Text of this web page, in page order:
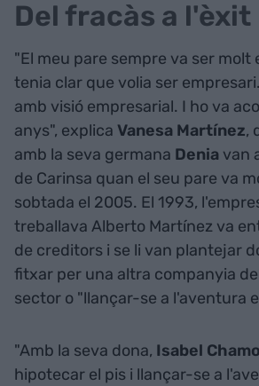
Del fracàs a l'èxit
"El meu pare sempre va ser molt
tenia clar que volia ser
amb visió empresarial. I ho va
anys", explica Vanesa Martínez,
amb la seva germana Denia van
de Carinsa quan el seu pare va
sobtada el 2005. El 1993,
treballava Alberto Martínez va
de creditors i se li van plantejar
fitxar per una altra companyia
sector o "llançar-se a l'aventura
"Amb la seva dona, Isabel
hipotecar el pis i llançar-se a